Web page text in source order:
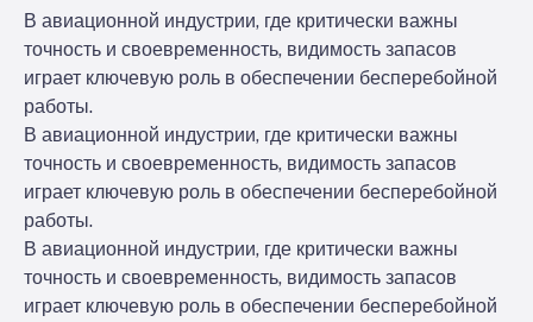
В авиационной индустрии, где критически важны
точность и своевременность, видимость запасов
играет ключевую роль в обеспечении бесперебойной
работы.
В авиационной индустрии, где критически важны
точность и своевременность, видимость запасов
играет ключевую роль в обеспечении бесперебойной
работы.
В авиационной индустрии, где критически важны
точность и своевременность, видимость запасов
играет ключевую роль в обеспечении бесперебойной